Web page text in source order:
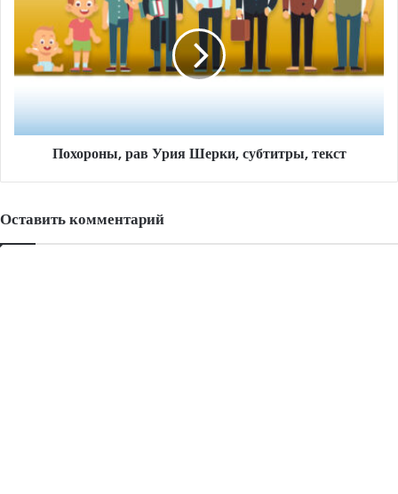
исламом
Шерки,
субтитры,
текст
Похороны, рав Урия Шерки, субтитры, текст
Оставить комментарий